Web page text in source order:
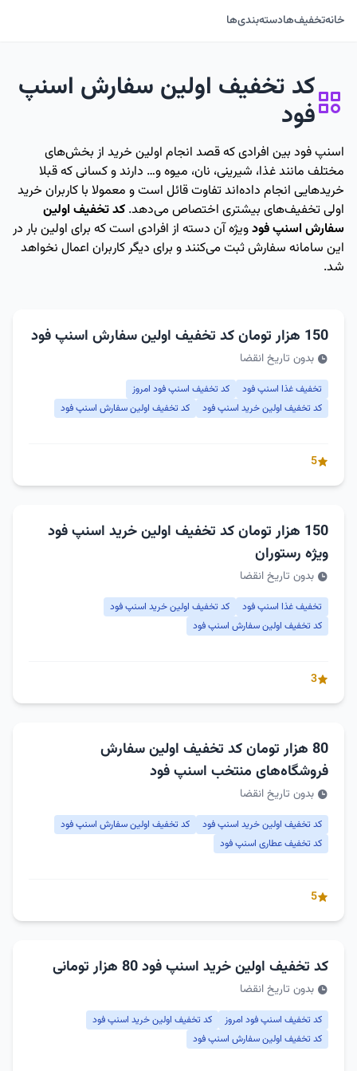
خانهتخفیف‌هادسته‌بندی‌ها
کد تخفیف اولین سفارش اسنپ
فود
اسنپ فود بین افرادی که قصد انجام اولین خرید از بخش‌های
مختلف مانند غذا، شیرینی، نان، میوه و… دارند و کسانی که قبلا
خریدهایی انجام داده‌اند تفاوت قائل است و معمولا با کاربران خرید
اولی تخفیف‌های بیشتری اختصاص می‌دهد. کد تخفیف اولین
سفارش اسنپ فودویژه آن دسته از افرادی است که برای اولین بار در
این سامانه سفارش ثبت می‌کنند و برای دیگر کاربران اعمال نخواهد
شد.
150 هزار تومان کد تخفیف اولین سفارش اسنپ فود
بدون تاریخ انقضا
تخفیف غذا اسنپ فود
کد تخفیف اسنپ فود امروز
کد تخفیف اولین خرید اسنپ فود
کد تخفیف اولین سفارش اسنپ فود
5
150 هزار تومان کد تخفیف اولین خرید اسنپ فود
ویژه رستوران
بدون تاریخ انقضا
تخفیف غذا اسنپ فود
کد تخفیف اولین خرید اسنپ فود
کد تخفیف اولین سفارش اسنپ فود
3
80 هزار تومان کد تخفیف اولین سفارش
فروشگاه‌های منتخب اسنپ فود
بدون تاریخ انقضا
کد تخفیف اولین خرید اسنپ فود
کد تخفیف اولین سفارش اسنپ فود
کد تخفیف عطاری اسنپ فود
5
کد تخفیف اولین خرید اسنپ فود 80 هزار تومانی
بدون تاریخ انقضا
کد تخفیف اسنپ فود امروز
کد تخفیف اولین خرید اسنپ فود
کد تخفیف اولین سفارش اسنپ فود